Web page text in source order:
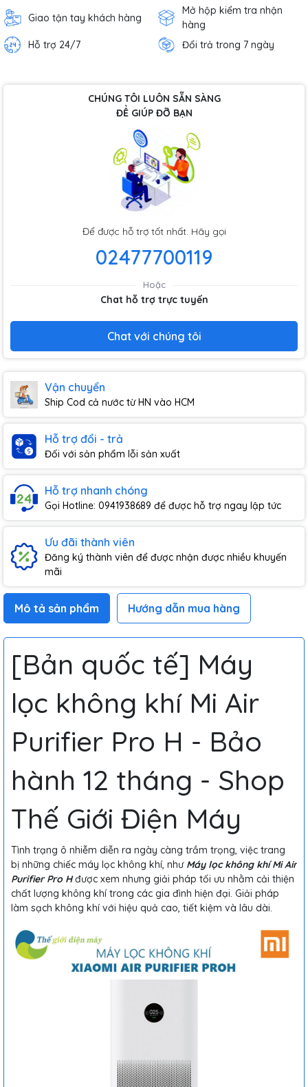
Giao tận tay khách hàng
Mở hộp kiểm tra nhận
hàng
Hỗ trợ 24/7
Đổi trả trong 7 ngày
CHÚNG TÔI LUÔN SẴN SÀNG
ĐỂ GIÚP ĐỠ BẠN
Để được hỗ trợ tốt nhất. Hãy gọi
02477700119
Hoặc
Chat hỗ trợ trực tuyến
Chat với chúng tôi
Vận chuyển
Ship Cod cả nước từ HN vào HCM
Hỗ trợ đổi - trả
Đối với sản phẩm lỗi sản xuất
Hỗ trợ nhanh chóng
Gọi Hotline: 0941938689 để được hỗ trợ ngay lập tức
Ưu đãi thành viên
Đăng ký thành viên để được nhận được nhiều khuyến
mãi
Mô tả sản phẩm Hướng dẫn mua hàng
[Bản quốc tế] Máy
lọc không khí Mi Air
Purifier Pro H - Bảo
hành 12 tháng - Shop
Thế Giới Điện Máy
Tình trạng ô nhiễm diễn ra ngày càng trầm trọng, việc trang
bị những chiếc máy lọc không khí, như Máy lọc không khí Mi Air
Purifier Pro Hđược xem nhưng giải pháp tối ưu nhằm cải thiện
chất lượng không khí trong các gia đình hiện đại. Giải pháp
làm sạch không khí với hiệu quả cao, tiết kiệm và lâu dài.